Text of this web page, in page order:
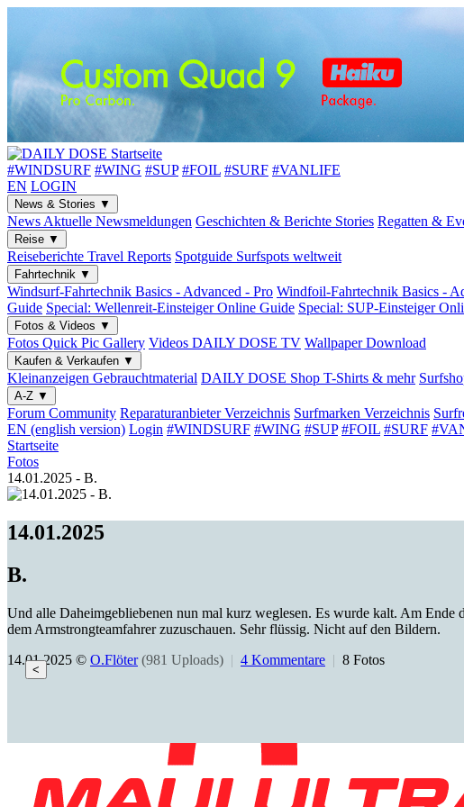
#WINDSURF #WING #SUP #FOIL #SURF #VANLIFE
EN LOGIN
News & Stories ▼
News Aktuelle Newsmeldungen Geschichten & Berichte Stories Regatten &
Reise ▼
Reiseberichte Travel Reports Spotguide Surfspots weltweit
Fahrtechnik ▼
Windsurf-Fahrtechnik Basics - Advanced - Pro Windfoil-Fahrtechnik Basics -
Guide Special: Wellenreit-EinsteigerOnline Guide Special: SUP-Einsteiger
Fotos & Videos ▼
Fotos Quick Pic Gallery Videos DAILY DOSE TV WallpaperDownload
Kaufen & Verkaufen ▼
Kleinanzeigen Gebrauchtmaterial DAILY DOSE Shop T-Shirts & mehr
A-Z ▼
Forum Community ReparaturanbieterVerzeichnis Surfmarken Verzeichnis
EN (english version) Login #WINDSURF #WING #SUP #FOIL #SURF
Startseite
Fotos
14.01.2025 - B.
14.01.2025
B.
Und alle Daheimgebliebenen nun mal kurz weglesen. Es wurde kalt. Am Ende
dem Armstrongteamfahrer zuzuschauen. Sehr flüssig. Nicht auf den Bildern.
14.01.2025 © O.Flöter (981 Uploads) | 4 Kommentare | 8 Fotos
<